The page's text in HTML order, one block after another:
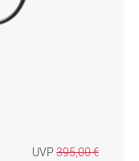
UVP 395,00 €